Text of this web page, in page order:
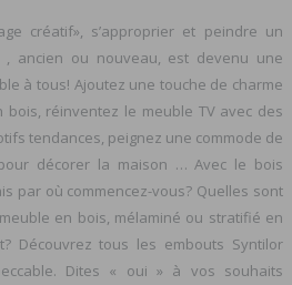
créatif», s’approprier et peindre un
, ancien ou nouveau, est devenu une
à tous! Ajoutez une touche de charme
réinventez le meuble TV avec des
tendances, peignez une commode de
décorer la maison … Avec le bois
par où commencez-vous? Quelles sont
en bois, mélaminé ou stratifié en
Découvrez tous les embouts Syntilor
Dites « oui » à vos souhaits